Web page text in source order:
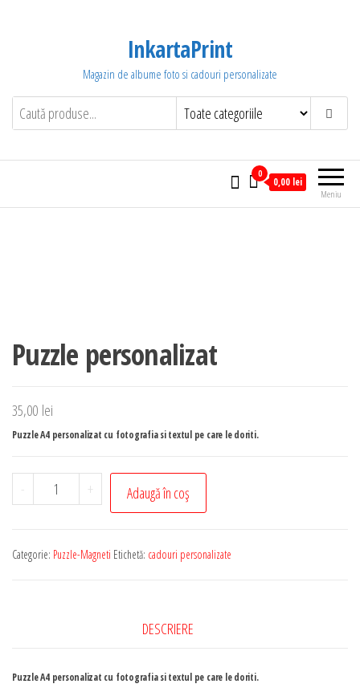
InkartaPrint
Magazin de albume foto si cadouri personalizate
Meniu
0
0,00 lei
Puzzle personalizat
35,00 lei
Puzzle A4 personalizat cu fotografia si textul pe care le doriti.
-
Cantitate
Puzzle
+ Adaugă în coș
Categorie: Puzzle-Magneti Etichetă: cadouri personalizate
DESCRIERE
Puzzle A4 personalizat cu fotografia si textul pe care le doriti.